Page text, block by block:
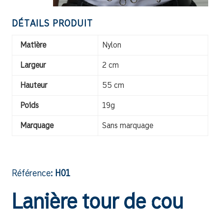
DÉTAILS PRODUIT
Matière Nylon
Largeur 2 cm
Hauteur 55 cm
Poids 19g
Marquage Sans marquage
Référence: H01
Lanière tour de cou